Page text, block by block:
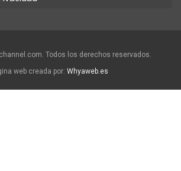
Todos los derechos reservados.
web creada por: Whyaweb.es